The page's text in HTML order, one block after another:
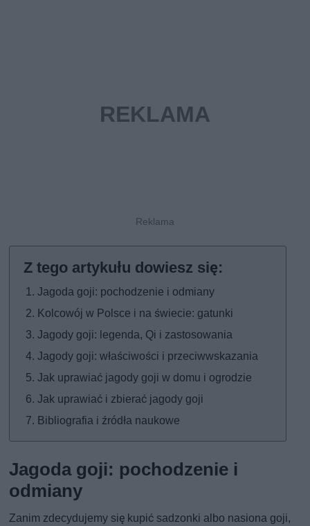
Jagoda goji: pochodzenie i odmiany
Kolcowój w Polsce i na świecie: gatunki
Jagody goji: legenda, Qi i zastosowania
Jagody goji: właściwości i przeciwwskazania
Jak uprawiać jagody goji w domu i ogrodzie
Jak uprawiać i zbierać jagody goji
Bibliografia i źródła naukowe
Jagoda goji: pochodzenie i
odmiany
Zanim zdecydujemy się kupić sadzonki albo nasiona goji,